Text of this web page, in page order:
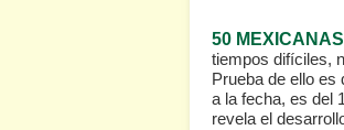
50
tiempos difíciles,
Prueba de ello es
a la fecha, es del
revela el